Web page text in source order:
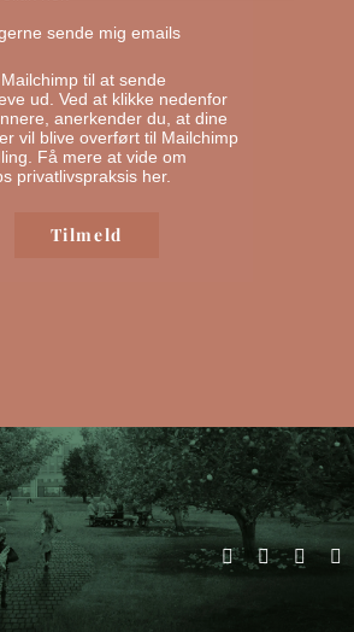
sende mig emails
til at sende
ud. Ved at klikke nedenfor
anerkender du, at dine
vil blive overført til Mailchimp
Få mere at vide om
privatlivspraksis her.